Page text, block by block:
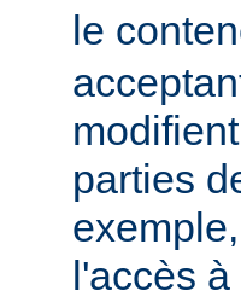
le
parties
l'accès